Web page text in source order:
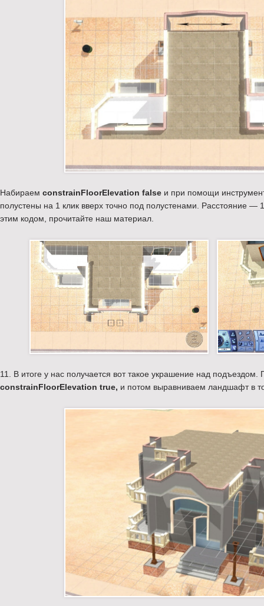
Набираем constrainFloorElevation false и при помощи
полустены на 1 клик вверх точно под полустенами. Расстояние —
этим кодом, прочитайте наш материал.
11. В итоге у нас получается вот такое украшение над подъездом.
constrainFloorElevation true, и потом выравниваем ландшафт в